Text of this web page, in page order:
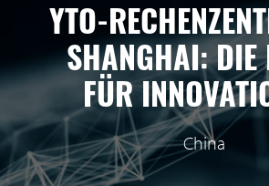
YTO-
SHANGHAI: DIE
FÜR
China